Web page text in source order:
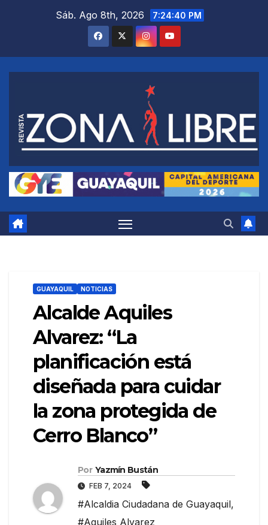
Sáb. Ago 8th, 2026 7:24:41 PM
GUAYAQUIL NOTICIAS
Alcalde Aquiles
Alvarez: “La
planificación está
diseñada para cuidar
la zona protegida de
Cerro Blanco”
Por Yazmín Bustán
FEB 7, 2024
#Alcaldia Ciudadana de Guayaquil,
#Aquiles Alvarez